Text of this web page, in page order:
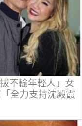
不輸年輕人」女
全力支持沈殿霞